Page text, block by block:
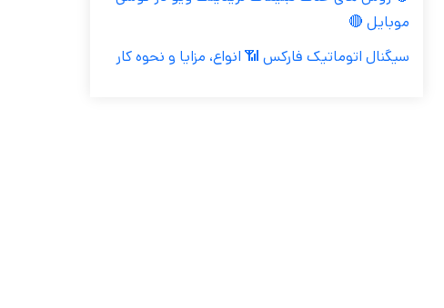
موبایل 🔴
سیگنال اتوماتیک فارکس 📶 انواع، مزایا و نحوه کار